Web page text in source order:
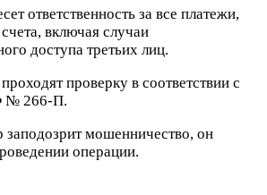
ответственность за все платежи,
включая случаи
доступа третьих лиц.
проверку в соответствии с
№ 266-П.
заподозрит мошенничество, он
операции.